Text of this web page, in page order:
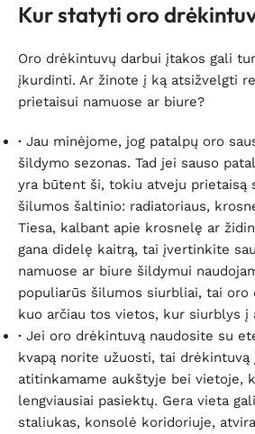
Kur statyti oro
Oro drėkintuvų darbui įtakos gali
įkurdinti. Ar žinote į ką atsižvelgti
prietaisui namuose ar biure?
· Jau minėjome, jog patalpų oro
šildymo sezonas. Tad jei sauso
yra būtent ši, tokiu atveju prietaisą
šilumos šaltinio: radiatoriaus,
Tiesa, kalbant apie krosnelę ar
gana didelę kaitrą, tai įvertinkite
namuose ar biure šildymui
populiarūs šilumos siurbliai, tai
kuo arčiau tos vietos, kur siurblys į
· Jei oro drėkintuvą naudosite su
kvapą norite užuosti, tai
atitinkamame aukštyje bei vietoje,
lengviausiai pasiektų. Gera vieta
staliukas, konsolė koridoriuje,